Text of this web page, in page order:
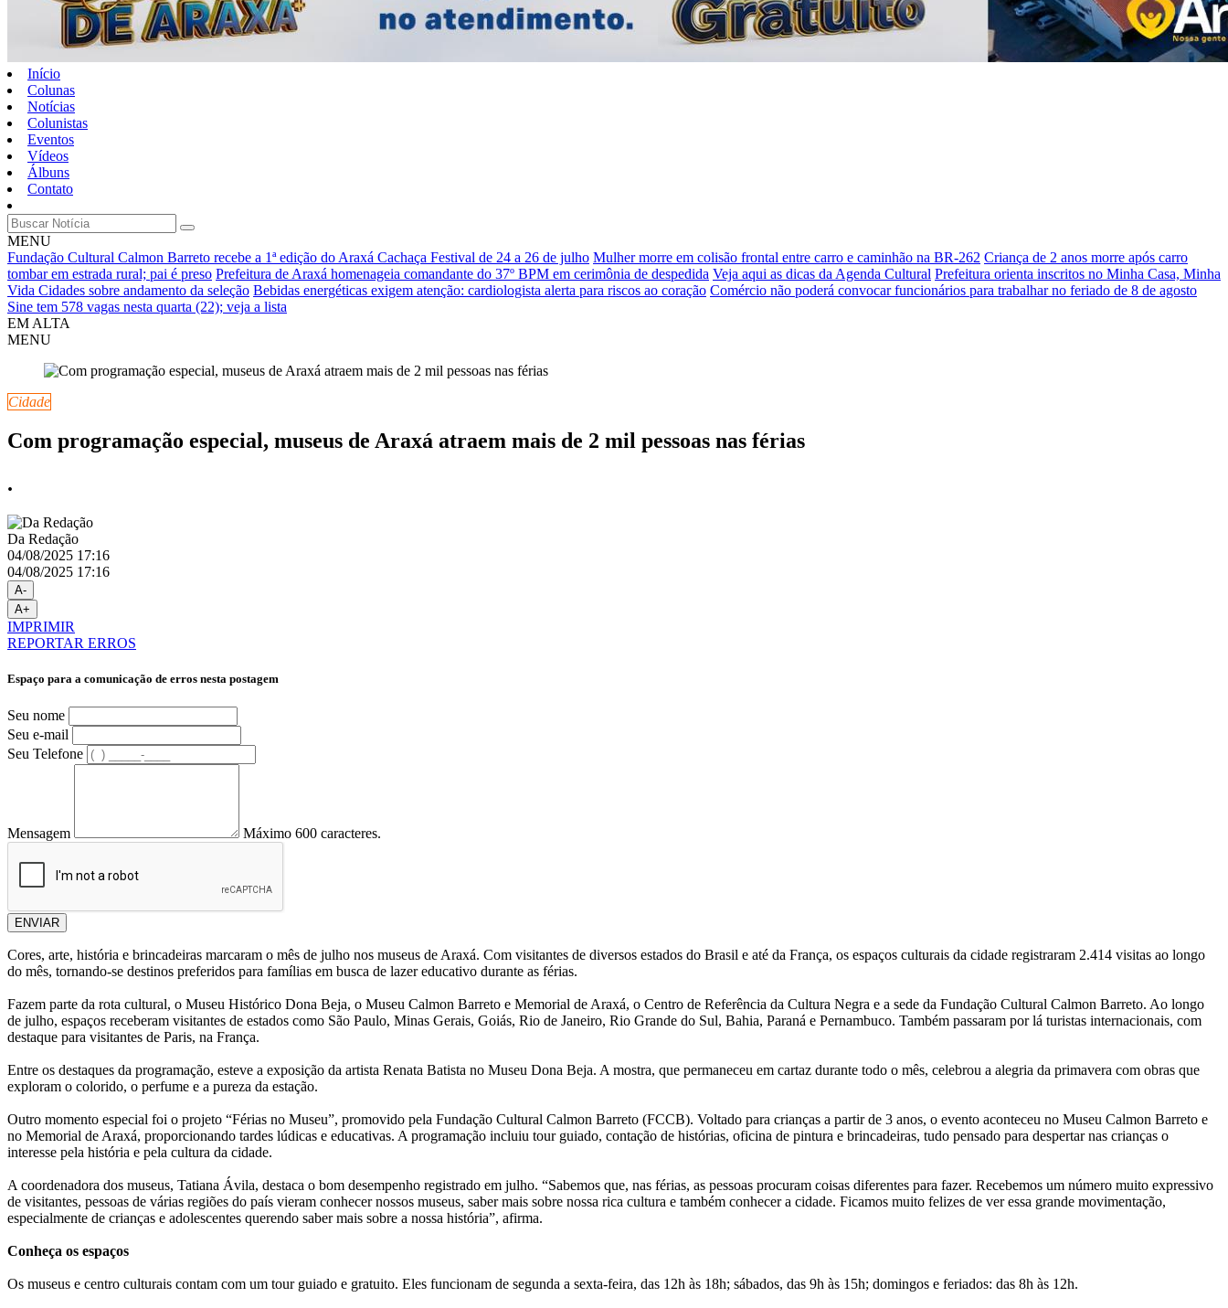
Início
Colunas
Notícias
Colunistas
Eventos
Vídeos
Álbuns
Contato
MENU
Fundação Cultural Calmon Barreto recebe a 1ª edição do Araxá Cachaça Festival de 24 a 26 de julho Mulher morre em colisão frontal entre carro e caminhão na BR-262 Criança de 2 anos morre após carro
tombar em estrada rural; pai é preso Prefeitura de Araxá homenageia comandante do 37º BPM em cerimônia de despedida Veja aqui as dicas da Agenda Cultural Prefeitura orienta inscritos no Minha Casa, Minha
Vida Cidades sobre andamento da seleção Bebidas energéticas exigem atenção: cardiologista alerta para riscos ao coração Comércio não poderá convocar funcionários para trabalhar no feriado de 8 de agosto
Sine tem 578 vagas nesta quarta (22); veja a lista
EM ALTA
MENU
Cidade
Com programação especial, museus de Araxá atraem mais de 2 mil pessoas nas férias
.
Da Redação
04/08/2025 17:16
04/08/2025 17:16
A-
A+
IMPRIMIR
REPORTAR ERROS
Espaço para a comunicação de erros nesta postagem
Seu nome
Seu e-mail
Seu Telefone
Mensagem Máximo 600 caracteres.
ENVIAR
Cores, arte, história e brincadeiras marcaram o mês de julho nos museus de Araxá. Com visitantes de diversos estados do Brasil e até da França, os espaços culturais da cidade registraram 2.414 visitas ao longo
do mês, tornando-se destinos preferidos para famílias em busca de lazer educativo durante as férias.
Fazem parte da rota cultural, o Museu Histórico Dona Beja, o Museu Calmon Barreto e Memorial de Araxá, o Centro de Referência da Cultura Negra e a sede da Fundação Cultural Calmon Barreto. Ao longo
de julho, espaços receberam visitantes de estados como São Paulo, Minas Gerais, Goiás, Rio de Janeiro, Rio Grande do Sul, Bahia, Paraná e Pernambuco. Também passaram por lá turistas internacionais, com
destaque para visitantes de Paris, na França.
Entre os destaques da programação, esteve a exposição da artista Renata Batista no Museu Dona Beja. A mostra, que permaneceu em cartaz durante todo o mês, celebrou a alegria da primavera com obras que
exploram o colorido, o perfume e a pureza da estação.
Outro momento especial foi o projeto “Férias no Museu”, promovido pela Fundação Cultural Calmon Barreto (FCCB). Voltado para crianças a partir de 3 anos, o evento aconteceu no Museu Calmon Barreto e
no Memorial de Araxá, proporcionando tardes lúdicas e educativas. A programação incluiu tour guiado, contação de histórias, oficina de pintura e brincadeiras, tudo pensado para despertar nas crianças o
interesse pela história e pela cultura da cidade.
A coordenadora dos museus, Tatiana Ávila, destaca o bom desempenho registrado em julho. “Sabemos que, nas férias, as pessoas procuram coisas diferentes para fazer. Recebemos um número muito expressivo
de visitantes, pessoas de várias regiões do país vieram conhecer nossos museus, saber mais sobre nossa rica cultura e também conhecer a cidade. Ficamos muito felizes de ver essa grande movimentação,
especialmente de crianças e adolescentes querendo saber mais sobre a nossa história”, afirma.
Conheça os espaços
Os museus e centro culturais contam com um tour guiado e gratuito. Eles funcionam de segunda a sexta-feira, das 12h às 18h; sábados, das 9h às 15h; domingos e feriados: das 8h às 12h.